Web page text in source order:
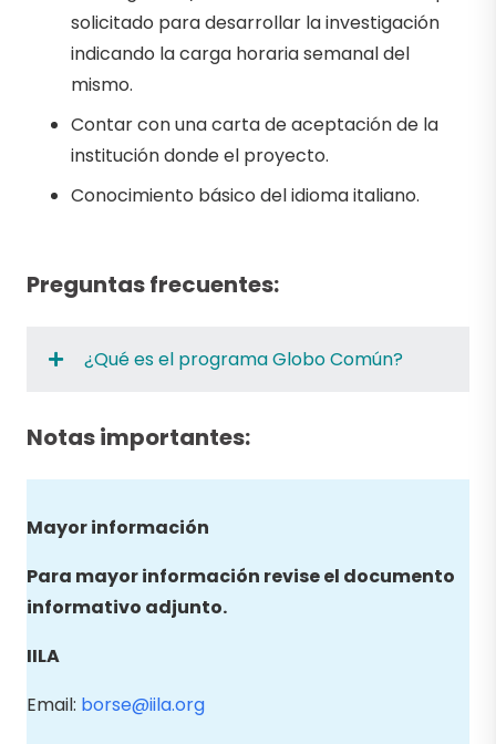
solicitado para desarrollar la investigación
indicando la carga horaria semanal del
mismo.
Contar con una carta de aceptación de la
institución donde el proyecto.
Conocimiento básico del idioma italiano.
Preguntas frecuentes:
¿Qué es el programa Globo Común?
Notas importantes:
Mayor información
Para mayor información revise el documento
informativo adjunto.
IILA
Email: borse@iila.org